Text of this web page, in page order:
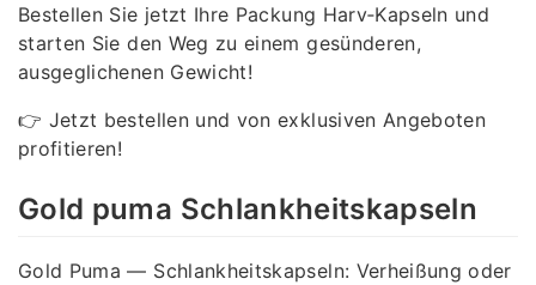
Bestellen Sie jetzt Ihre Packung Harv‑Kapseln und
starten Sie den Weg zu einem gesünderen,
ausgeglichenen Gewicht!
👉 Jetzt bestellen und von exklusiven Angeboten
profitieren!
Gold puma Schlankheitskapseln
Gold Puma — Schlankheitskapseln: Verheißung oder